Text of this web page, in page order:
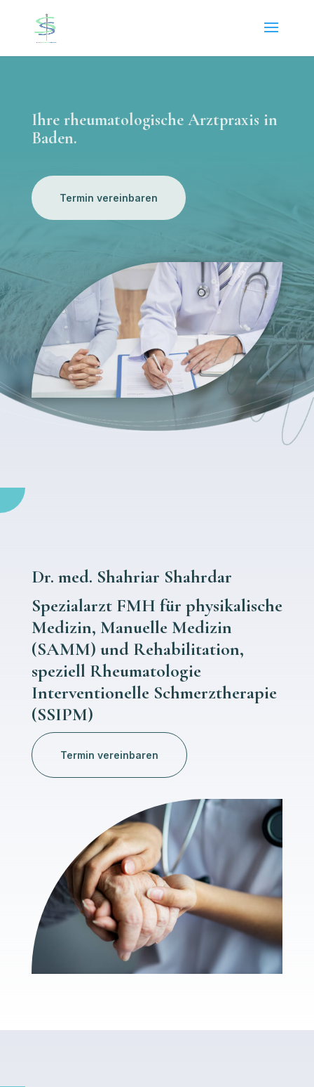
Ihre rheumatologische Arztpraxis in
Baden.
Termin vereinbaren
Dr. med. Shahriar Shahrdar
Spezialarzt FMH für physikalische
Medizin, Manuelle Medizin
(SAMM) und Rehabilitation,
speziell Rheumatologie
Interventionelle Schmerztherapie
(SSIPM)
Termin vereinbaren